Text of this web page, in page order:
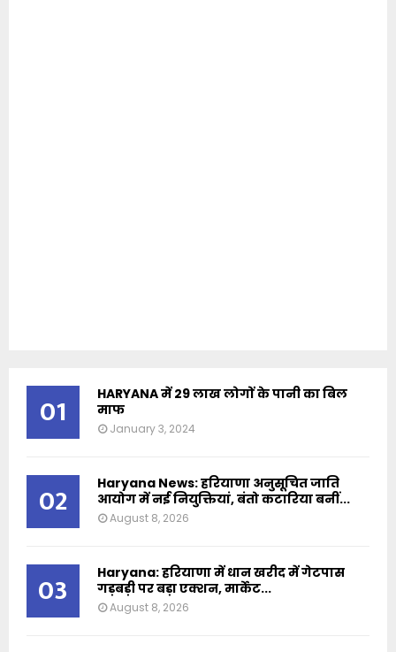
01
HARYANA में 29 लाख लोगों के पानी का बिल
माफ
January 3, 2024
02
Haryana News: हरियाणा अनुसूचित जाति
आयोग में नई नियुक्तियां, बंतो कटारिया बनीं...
August 8, 2026
03
Haryana: हरियाणा में धान खरीद में गेटपास
गड़बड़ी पर बड़ा एक्शन, मार्केट...
August 8, 2026